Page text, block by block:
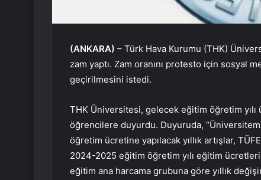
(ANKARA) – Türk Hava Kurumu (THK)
zam yaptı. Zam oranını protesto için sosyal
geçirilmesini istedi.
THK Üniversitesi, gelecek eğitim öğretim yılı
öğrencilere duyurdu. Duyuruda,
öğretim ücretine yapılacak yıllık artışlar,
2024-2025 eğitim öğretim yılı eğitim
eğitim ana harcama grubuna göre yıllık